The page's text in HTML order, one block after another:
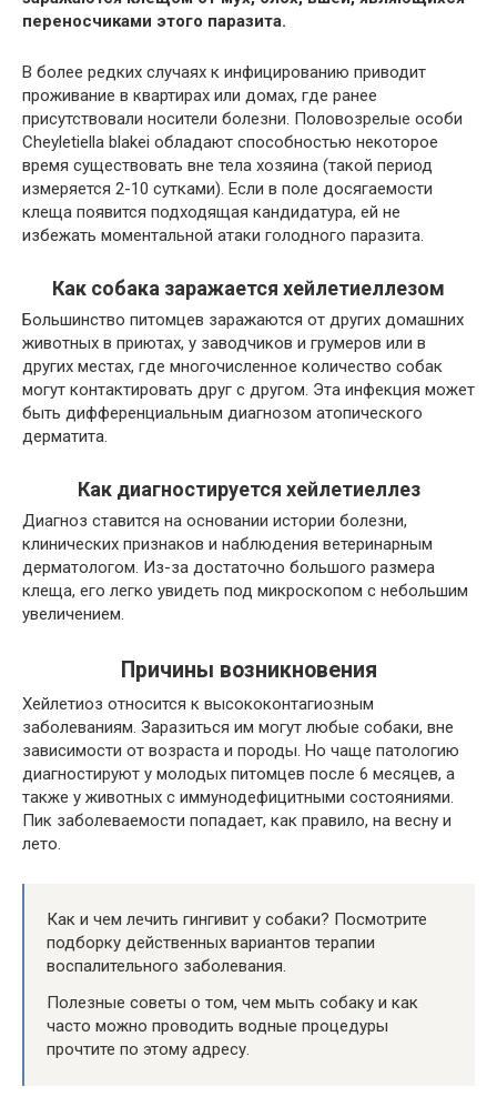
переносчиками этого паразита.
В более редких случаях к инфицированию приводит
проживание в квартирах или домах, где ранее
присутствовали носители болезни. Половозрелые особи
Cheyletiella blakei обладают способностью некоторое
время существовать вне тела хозяина (такой период
измеряется 2-10 сутками). Если в поле досягаемости
клеща появится подходящая кандидатура, ей не
избежать моментальной атаки голодного паразита.
Как собака заражается хейлетиеллезом
Большинство питомцев заражаются от других домашних
животных в приютах, у заводчиков и грумеров или в
других местах, где многочисленное количество собак
могут контактировать друг с другом. Эта инфекция может
быть дифференциальным диагнозом атопического
дерматита.
Как диагностируется хейлетиеллез
Диагноз ставится на основании истории болезни,
клинических признаков и наблюдения ветеринарным
дерматологом. Из-за достаточно большого размера
клеща, его легко увидеть под микроскопом с небольшим
увеличением.
Причины возникновения
Хейлетиоз относится к высококонтагиозным
заболеваниям. Заразиться им могут любые собаки, вне
зависимости от возраста и породы. Но чаще патологию
диагностируют у молодых питомцев после 6 месяцев, а
также у животных с иммунодефицитными состояниями.
Пик заболеваемости попадает, как правило, на весну и
лето.
Как и чем лечить гингивит у собаки? Посмотрите
подборку действенных вариантов терапии
воспалительного заболевания.
Полезные советы о том, чем мыть собаку и как
часто можно проводить водные процедуры
прочтите по этому адресу.